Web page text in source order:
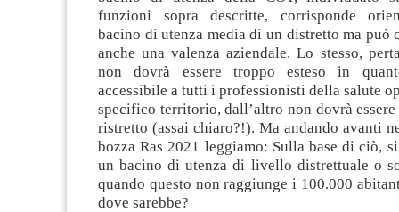
funzioni sopra descritte, corrisponde
bacino di utenza media di un distretto ma può
anche una valenza aziendale. Lo stesso,
non dovrà essere troppo esteso in
accessibile a tutti i professionisti della salute
specifico territorio, dall’altro non dovrà essere
ristretto (assai chiaro?!). Ma andando avanti
bozza Ras 2021 leggiamo: Sulla base di ciò,
un bacino di utenza di livello distrettuale o
quando questo non raggiunge i 100.000
dove sarebbe?